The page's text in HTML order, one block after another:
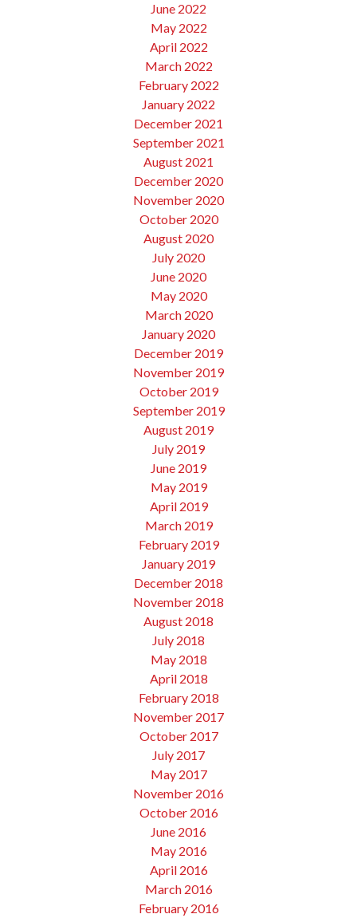
June 2022
May 2022
April 2022
March 2022
February 2022
January 2022
December 2021
September 2021
August 2021
December 2020
November 2020
October 2020
August 2020
July 2020
June 2020
May 2020
March 2020
January 2020
December 2019
November 2019
October 2019
September 2019
August 2019
July 2019
June 2019
May 2019
April 2019
March 2019
February 2019
January 2019
December 2018
November 2018
August 2018
July 2018
May 2018
April 2018
February 2018
November 2017
October 2017
July 2017
May 2017
November 2016
October 2016
June 2016
May 2016
April 2016
March 2016
February 2016